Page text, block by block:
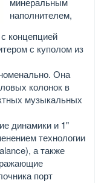
наполнителем,
концепцией
с куполом из
Она
колонок в
музыкальных
динамики и 1"
технологии
а также
порт